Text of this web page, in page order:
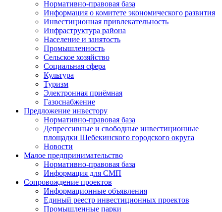
Нормативно-правовая база
Информация о комитете экономического развития
Инвестиционная привлекательность
Инфраструктура района
Население и занятость
Промышленность
Сельское хозяйство
Социальная сфера
Культура
Туризм
Электронная приёмная
Газоснабжение
Предложение инвестору
Нормативно-правовая база
Депрессивные и свободные инвестиционные
площадки Шебекинского городского округа
Новости
Малое предпринимательство
Нормативно-правовая база
Информация для СМП
Сопровождение проектов
Информационные объявления
Единый реестр инвестиционных проектов
Промышленные парки